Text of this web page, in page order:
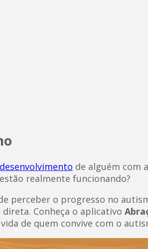
de alguém com
realmente funcionando?
perceber o progresso no
Conheça o aplicativo
de quem convive com o